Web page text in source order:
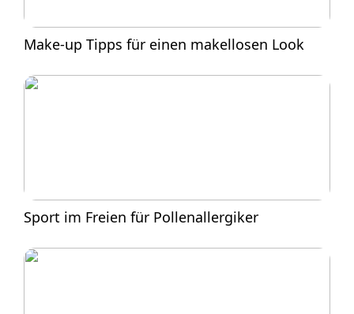
Make-up Tipps für einen makellosen Look
Sport im Freien für Pollenallergiker